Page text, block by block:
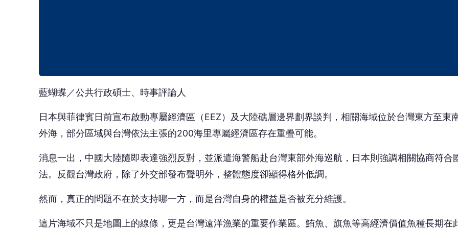
藍蝴蝶／公共行政碩士、時事評論人
日本與菲律賓日前宣布啟動專屬經濟區（EEZ）及大陸礁層邊界劃界談判，相關海域位於台灣東方至東
外海，部分區域與台灣依法主張的200海里專屬經濟區存在重疊可能。
消息一出，中國大陸隨即表達強烈反對，並派遣海警船赴台灣東部外海巡航，日本則強調相關協商符合
法。反觀台灣政府，除了外交部發布聲明外，整體態度卻顯得格外低調。
然而，真正的問題不在於支持哪一方，而是台灣自身的權益是否被充分維護。
這片海域不只是地圖上的線條，更是台灣遠洋漁業的重要作業區。鮪魚、旗魚等高經濟價值魚種長期在